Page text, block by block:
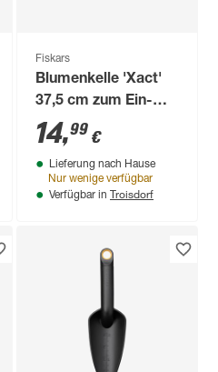
Fiskars
Blumenkelle 'Xact'
37,5 cm zum Ein-
und Umpflanzen
14,99 €
Lieferung nach Hause
Nur wenige verfügbar
Verfügbar in Troisdorf